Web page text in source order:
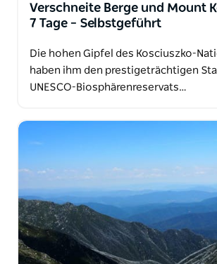
Verschneite Berge und Mount
7 Tage – Selbstgeführt
Die hohen Gipfel des Kosciuszko-
haben ihm den prestigeträchtigen
UNESCO-Biosphärenreservats…